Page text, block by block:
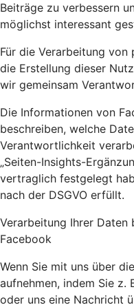
Beiträge zu verbessern
möglichst interessant
Für die Verarbeitung
die Erstellung dieser
wir gemeinsam
Die Informationen von
beschreiben, welche
Verantwortlichkeit
„Seiten-Insights-
vertraglich festgelegt
nach der DSGVO erfüllt.
Verarbeitung Ihrer Daten
Facebook
Wenn Sie mit uns über
aufnehmen, indem Sie z.
oder uns eine Nachricht